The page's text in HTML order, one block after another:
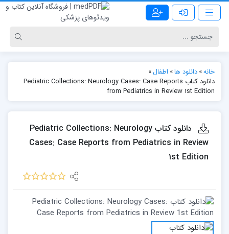
خانه»دانلود ها» اطفال»
دانلود کتاب Pediatric Collections: Neurology Cases: Case Reports
from Pediatrics in Review 1st Edition
دانلود کتاب Pediatric Collections: Neurology
Cases: Case Reports from Pediatrics in Review
1st Edition